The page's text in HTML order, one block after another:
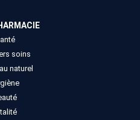
soins
naturel